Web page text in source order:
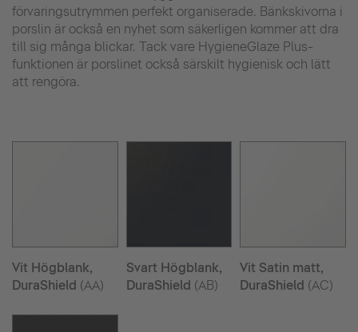
förvaringsutrymmen perfekt organiserade. Bänkskivorna i
porslin är också en nyhet som säkerligen kommer att dra
till sig många blickar. Tack vare HygieneGlaze Plus-
funktionen är porslinet också särskilt hygienisk och lätt
att rengöra.
Vit Högblank,
DuraShield (AA)
Svart Högblank,
DuraShield (AB)
Vit Satin matt,
DuraShield (AC)